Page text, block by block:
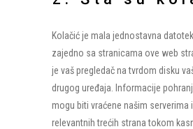
Kolačić je mala jednostavna
zajedno sa stranicama ove web
je vaš pregledač na tvrdom disku
drugog uređaja. Informacije
mogu biti vraćene našim serverima
relevantnih trećih strana tokom